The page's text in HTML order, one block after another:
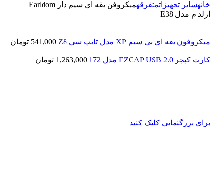
خانهسایر تجهیزاتمتفرقه
میکروفن یقه ای سیم دار Earldom
ارلدام مدل E38
میکروفون یقه ای بی سیم XP مدل تایپ سی Z8 541,000 تومان
کارت کپچر EZCAP USB 2.0 مدل 172 1,263,000 تومان
برای بزرگنمایی کلیک کنید